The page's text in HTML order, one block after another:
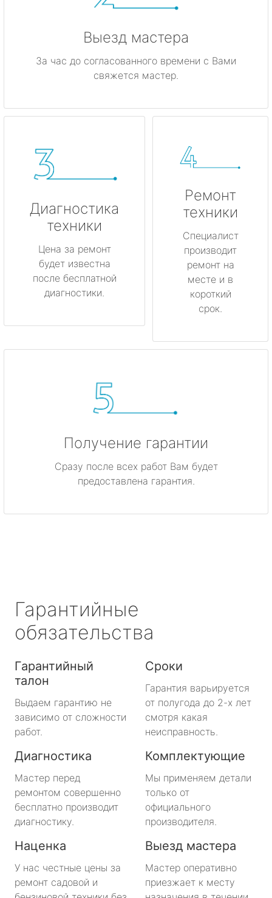
Выезд мастера
За час до согласованного времени с Вами
свяжется мастер.
Диагностика
техники
Цена за ремонт
будет известна
после бесплатной
диагностики.
Ремонт
техники
Специалист
производит
ремонт на
месте и в
короткий
срок.
Получение гарантии
Сразу после всех работ Вам будет
предоставлена гарантия.
Гарантийные
обязательства
Гарантийный
талон
Выдаем гарантию не
зависимо от сложности
работ.
Сроки
Гарантия варьируется
от полугода до 2-х лет
смотря какая
неисправность.
Диагностика
Мастер перед
ремонтом совершенно
бесплатно производит
диагностику.
Комплектующие
Мы применяем детали
только от
официального
производителя.
Наценка
У нас честные цены за
ремонт садовой и
Выезд мастера
Мастер оперативно
приезжает к месту